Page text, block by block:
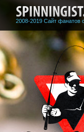
2008-2019 Сайт фанатов